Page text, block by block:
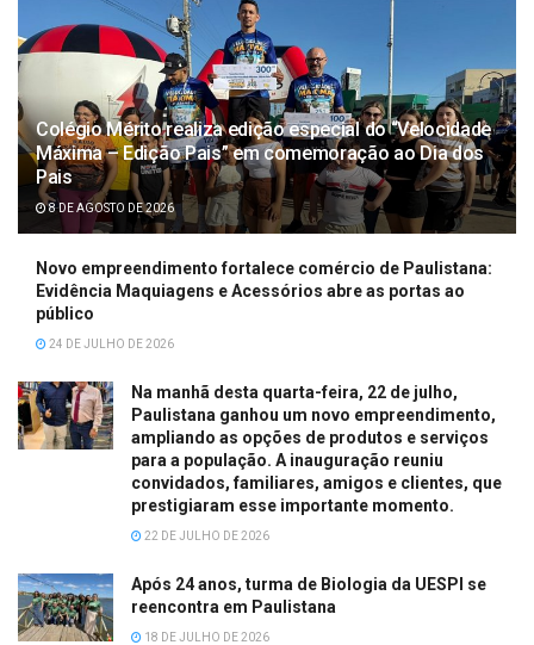
Colégio Mérito realiza edição especial do “Velocidade
Máxima – Edição Pais” em comemoração ao Dia dos
Pais
8 DE AGOSTO DE 2026
Novo empreendimento fortalece comércio de Paulistana:
Evidência Maquiagens e Acessórios abre as portas ao
público
24 DE JULHO DE 2026
Na manhã desta quarta-feira, 22 de julho,
Paulistana ganhou um novo empreendimento,
ampliando as opções de produtos e serviços
para a população. A inauguração reuniu
convidados, familiares, amigos e clientes, que
prestigiaram esse importante momento.
22 DE JULHO DE 2026
Após 24 anos, turma de Biologia da UESPI se
reencontra em Paulistana
18 DE JULHO DE 2026